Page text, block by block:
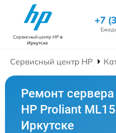
Сервисный центр HPв
Иркутске
+7
Сервисный центр HP
Ремонт сервера
HP Proliant
Иркутске